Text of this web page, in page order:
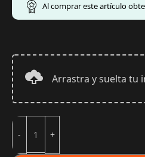
Al comprar este artículo
Arrastra y suelta tu